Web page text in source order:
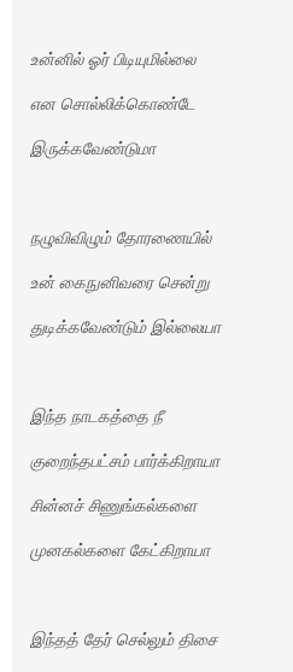
உன்னில் ஓர் பிடியுமில்லை
என சொல்லிக்கொண்டே
இருக்கவேண்டுமா
நழுவிவிழும் தோரணையில்
உன் கைநுனிவரை சென்று
துடிக்கவேண்டும் இல்லையா
இந்த நாடகத்தை நீ
குறைந்தபட்சம் பார்க்கிறாயா
சின்னச் சிணுங்கல்களை
முனகல்களை கேட்கிறாயா
இந்தத் தேர் செல்லும் திசை